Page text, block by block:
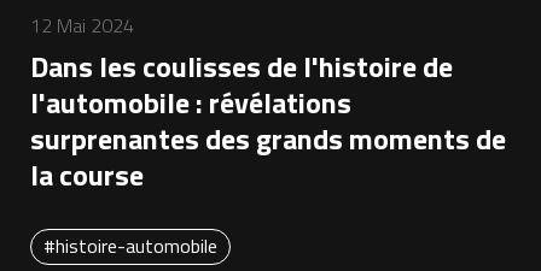
12 Mai 2024
Dans les coulisses de l'histoire de
l'automobile : révélations
surprenantes des grands moments de
la course
#histoire-automobile